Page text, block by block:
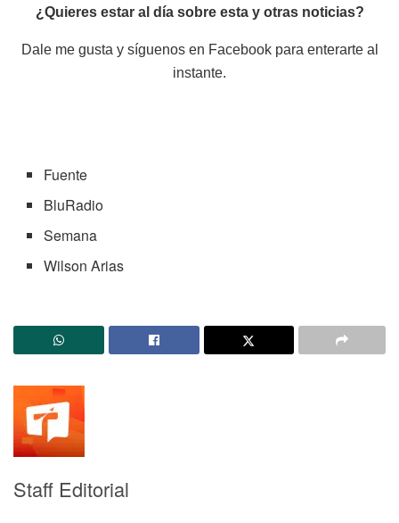
¿Quieres estar al día sobre esta y otras noticias?
Dale me gusta y síguenos en Facebook para enterarte al
instante.
Fuente
BluRadio
Semana
Wilson Arias
Staff Editorial